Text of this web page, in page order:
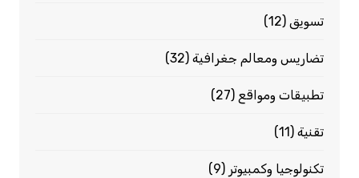
تسويق (12)
تضاريس ومعالم جغرافية(32)
تطبيقات ومواقع (27)
تقنية(11)
تكنولوجيا وكمبيوتر (9)